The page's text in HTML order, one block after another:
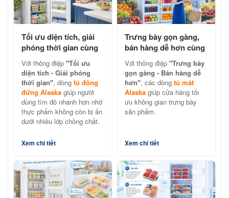
Tối ưu diện tích, giải
phóng thời gian cùng
tủ đông đứng Alaska
Với thông điệp "Tối ưu
diện tích - Giải phóng
thời gian", dòng tủ đông
đứng Alaska giúp người
dùng tìm đồ nhanh hơn nhờ
thực phẩm không còn bị ẩn
dưới nhiều lớp chồng chất.
Xem chi tiết
Trưng bày gọn gàng,
bán hàng dễ hơn cùng
tủ mát Alaska chính
hãng
Với thông điệp "Trưng bày
gọn gàng - Bán hàng dễ
hơn", các dòng tủ mát
Alaska giúp cửa hàng tối
ưu không gian trưng bày
sản phẩm.
Xem chi tiết